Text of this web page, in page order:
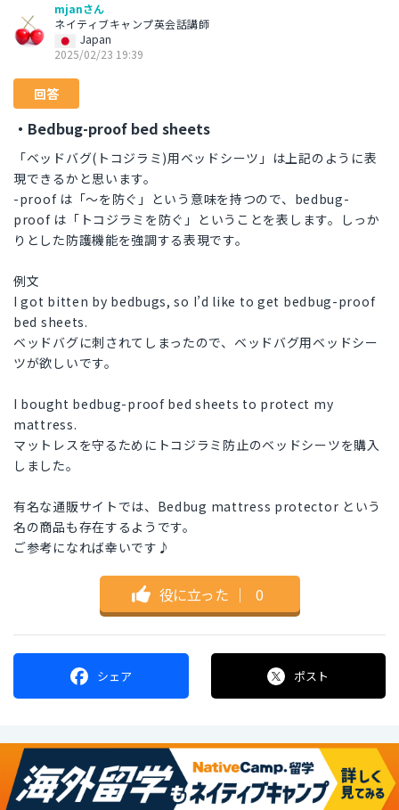
mjanさん
ネイティブキャンプ英会話講師
Japan
2025/02/23 19:39
回答
・Bedbug-proof bed sheets
「ベッドバグ(トコジラミ)用ベッドシーツ」は上記のように表
現できるかと思います。
-proof は「〜を防ぐ」という意味を持つので、bedbug-
proof は「トコジラミを防ぐ」ということを表します。しっか
りとした防護機能を強調する表現です。
例文
I got bitten by bedbugs, so I’d like to get bedbug-proof
bed sheets.
ベッドバグに刺されてしまったので、ベッドバグ用ベッドシー
ツが欲しいです。
I bought bedbug-proof bed sheets to protect my
mattress.
マットレスを守るためにトコジラミ防止のベッドシーツを購入
しました。
有名な通販サイトでは、Bedbug mattress protector という
名の商品も存在するようです。
ご参考になれば幸いです♪
役に立った ｜ 0
シェア ポスト